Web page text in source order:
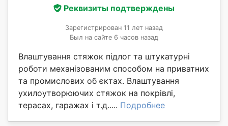
Реквизиты подтверждены
Зарегистрирован 11 лет назад
Был на сайте 6 часов назад
Влаштування стяжок підлог та штукатурні
роботи механізованим способом на приватних
та промислових об єктах. Влаштування
ухилоутворюючих стяжок на покрівлі,
терасах, гаражах і т.д..... Подробнее